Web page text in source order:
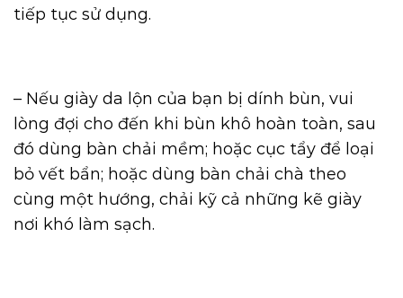
tiếp tục sử dụng.
– Nếu giày da lộn của bạn bị dính bùn, vui
lòng đợi cho đến khi bùn khô hoàn toàn, sau
đó dùng bàn chải mềm; hoặc cục tẩy để loại
bỏ vết bẩn; hoặc dùng bàn chải chà theo
cùng một hướng, chải kỹ cả những kẽ giày
nơi khó làm sạch.